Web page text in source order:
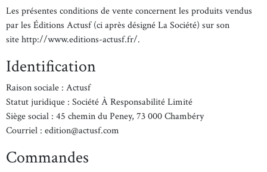
Les présentes conditions de vente concernent les produits vendus
par les Éditions Actusf (ci après désigné La Société) sur son
site http://www.editions-actusf.fr/.
Identification
Raison sociale : Actusf
Statut juridique : Société À Responsabilité Limité
Siège social : 45 chemin du Peney, 73 000 Chambéry
Courriel : edition@actusf.com
Commandes